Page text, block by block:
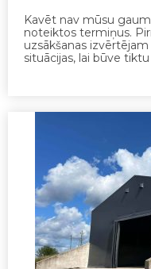
Kavēt nav mūsu
noteiktos termiņus.
uzsākšanas
situācijas, lai būve